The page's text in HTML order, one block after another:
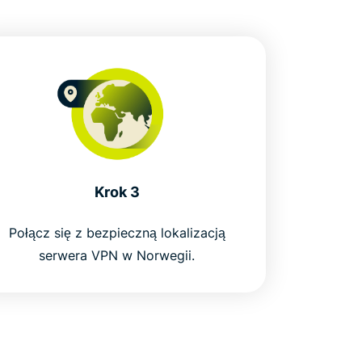
Krok 3
Połącz się z bezpieczną lokalizacją
serwera VPN w Norwegii.